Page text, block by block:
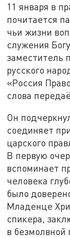
11 января в
почитается
чьи жизни
служения
заместитель
русского
«Россия
слова
Он
соединяет
царского
В первую
вспоминает
человека
было
Младенце
спикера,
в